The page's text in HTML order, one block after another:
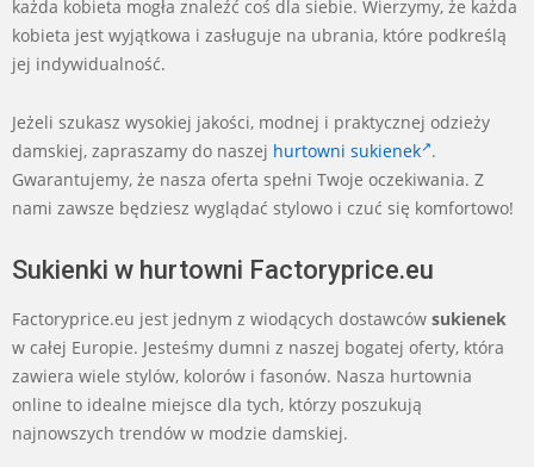
każda kobieta mogła znaleźć coś dla siebie. Wierzymy, że każda
kobieta jest wyjątkowa i zasługuje na ubrania, które podkreślą
jej indywidualność.
Jeżeli szukasz wysokiej jakości, modnej i praktycznej odzieży
damskiej, zapraszamy do naszej hurtowni sukienek .
Gwarantujemy, że nasza oferta spełni Twoje oczekiwania. Z
nami zawsze będziesz wyglądać stylowo i czuć się komfortowo!
Sukienki w hurtowni Factoryprice.eu
Factoryprice.eu jest jednym z wiodących dostawców sukienek
w całej Europie. Jesteśmy dumni z naszej bogatej oferty, która
zawiera wiele stylów, kolorów i fasonów. Nasza hurtownia
online to idealne miejsce dla tych, którzy poszukują
najnowszych trendów w modzie damskiej.